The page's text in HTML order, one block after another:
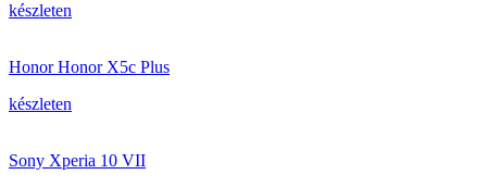
készleten
Honor Honor X5c Plus
készleten
Sony Xperia 10 VII